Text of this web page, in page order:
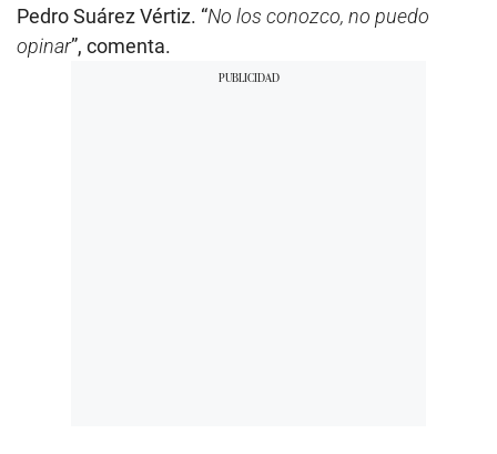
Pedro Suárez Vértiz. “No los conozco, no puedo
opinar”, comenta.